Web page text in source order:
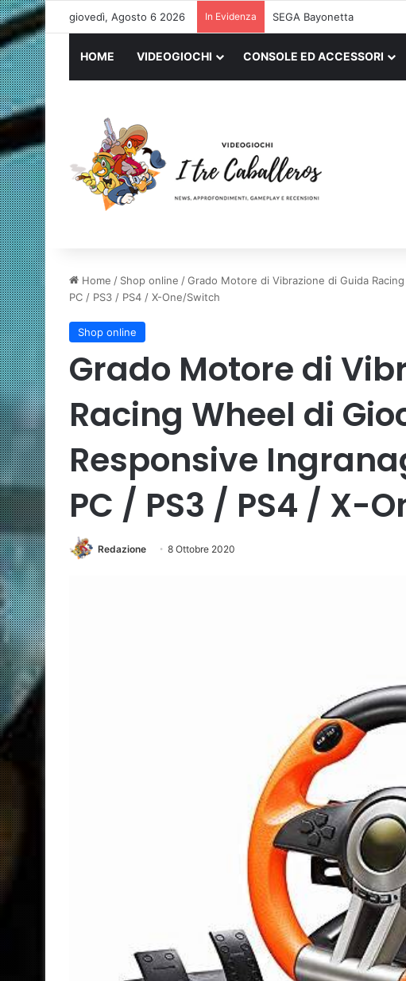
giovedì, Agosto 6 2026 In Evidenza Logitech G PRO X
HOME VIDEOGIOCHI CONSOLE ED ACCESSORI
Home / Shop online /Grado Motore di Vibrazione di Guida
PC / PS3 / PS4 / X-One/Switch
Shop online
Grado Motore di
Racing Wheel di
Responsive
PC / PS3 / PS4 / X-
Redazione 8 Ottobre 2020